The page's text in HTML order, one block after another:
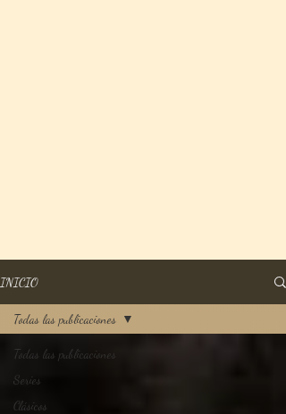
INICIO
Todas las publicaciones
Series
Clásicos
Todas las publicaciones